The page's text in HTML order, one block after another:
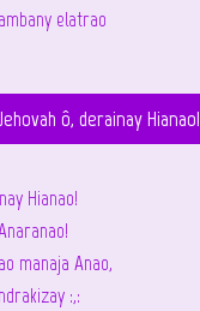
elatrao
ô, derainay Hianao!
Hianao!
manaja Anao,
:,: